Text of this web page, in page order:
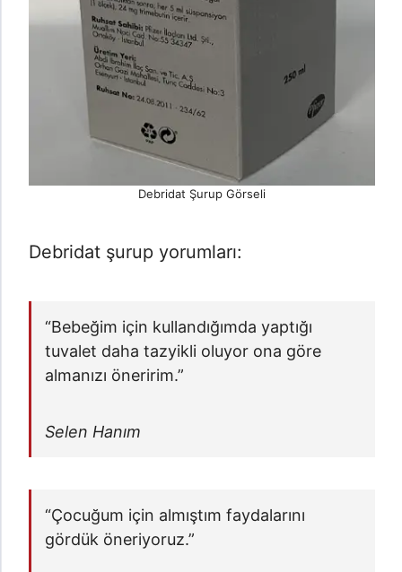
Debridat Şurup Görseli
Debridat şurup yorumları:
“Bebeğim için kullandığımda yaptığı
tuvalet daha tazyikli oluyor ona göre
almanızı öneririm.”
Selen Hanım
“Çocuğum için almıştım faydalarını
gördük öneriyoruz.”